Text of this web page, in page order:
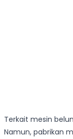
Terkait mesin
Namun, pabrikan